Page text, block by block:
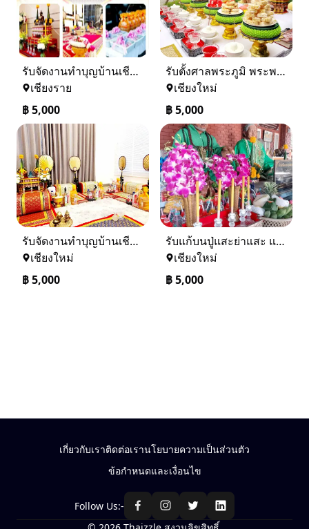
รับจัดงานทำบุญบ้านเชียงราย-เชียงใหม่ 0884158464
เชียงราย
฿5,000
รับตั้งศาลพระภูมิ พระพรหมเชียงใหม่ และทั่วภาคเหนือ 0884158464
เชียงใหม่
฿5,000
รับจัดงานทำบุญบ้านเชียงใหม่-เชียงราย และทั่วภาคเหนือ 0884158464
เชียงใหม่
฿5,000
รับแก้บนปู่แสะย่าแสะ และรับแก้บนทั่วภาคเหนือ 0884158464
เชียงใหม่
฿5,000
เกี่ยวกับเราติดต่อเรานโยบายความเป็นส่วนตัว
ข้อกำหนดและเงื่อนไข
Follow Us:-